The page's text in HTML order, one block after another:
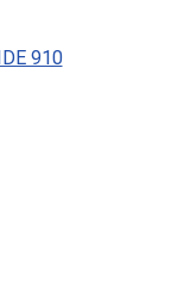
910